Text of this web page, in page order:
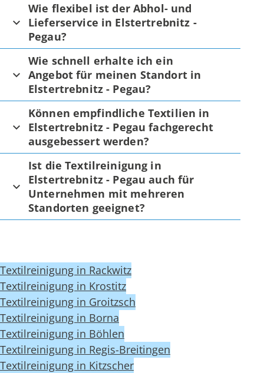
Wie flexibel ist der Abhol- und
Lieferservice in Elstertrebnitz -
Pegau?
Wie schnell erhalte ich ein
Angebot für meinen Standort in
Elstertrebnitz - Pegau?
Können empfindliche Textilien in
Elstertrebnitz - Pegau fachgerecht
ausgebessert werden?
Ist die Textilreinigung in
Elstertrebnitz - Pegau auch für
Unternehmen mit mehreren
Standorten geeignet?
Textilreinigung in Rackwitz
Textilreinigung in Krostitz
Textilreinigung in Groitzsch
Textilreinigung in Borna
Textilreinigung in Böhlen
Textilreinigung in Regis-Breitingen
Textilreinigung in Kitzscher